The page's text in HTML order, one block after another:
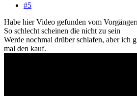
#5
Habe hier Video gefunden vom
So schlecht scheinen die nicht zu sein
Werde nochmal drüber schlafen, aber ich
mal den kauf.